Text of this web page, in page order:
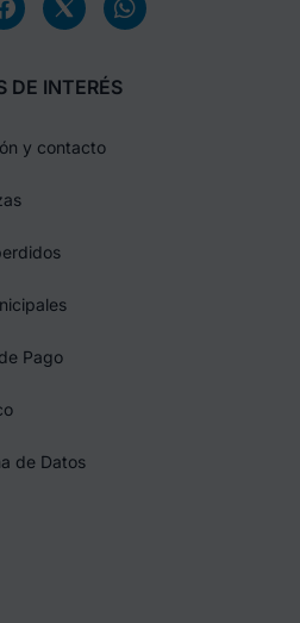
DE INTERÉS
y contacto
Pago
de Datos